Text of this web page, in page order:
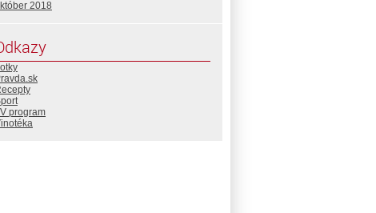
2018
program